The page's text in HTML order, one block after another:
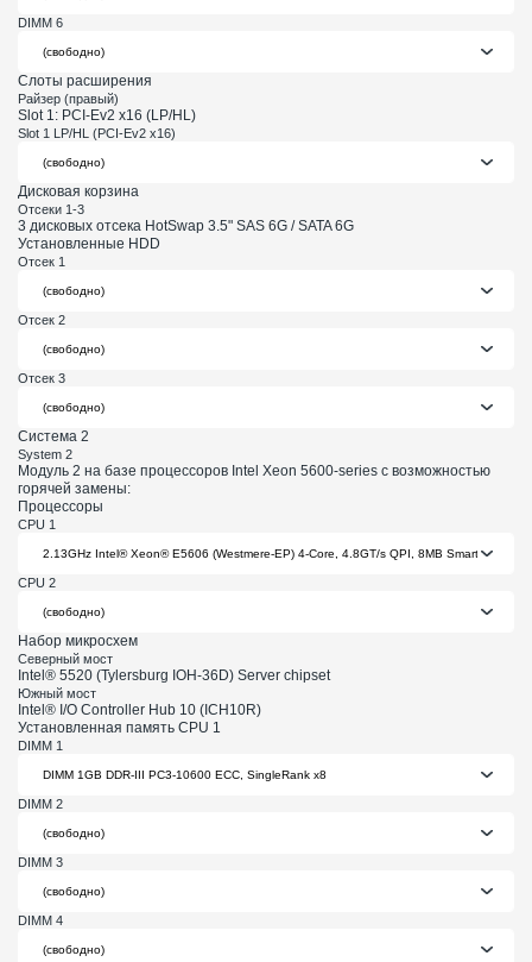
DIMM 6
Слоты расширения
Райзер (правый)
Slot 1: PCI-Ev2 x16 (LP/HL)
Slot 1 LP/HL (PCI-Ev2 x16)
Дисковая корзина
Отсеки 1-3
3 дисковых отсека HotSwap 3.5" SAS 6G / SATA 6G
Установленные HDD
Отсек 1
Отсек 2
Отсек 3
Система 2
System 2
Модуль 2 на базе процессоров Intel Xeon 5600-series с возможностью
горячей замены:
Процессоры
CPU 1
CPU 2
Набор микросхем
Северный мост
Intel® 5520 (Tylersburg IOH-36D) Server chipset
Южный мост
Intel® I/O Controller Hub 10 (ICH10R)
Установленная память CPU 1
DIMM 1
DIMM 2
DIMM 3
DIMM 4